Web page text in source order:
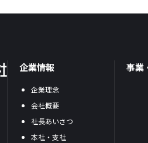
企業情報
企業理念
会社概要
社長あいさつ
本社・支社
事業